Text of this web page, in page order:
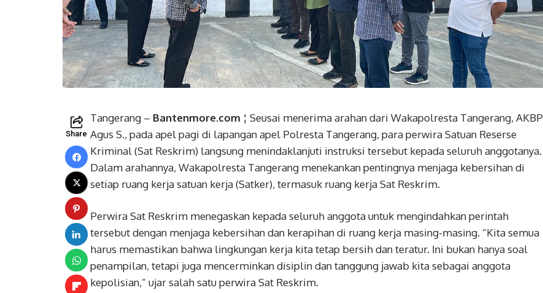
Share
Tangerang – Bantenmore.com ¦ Seusai menerima arahan dari Wakapolresta Tangerang, AKBP
Agus S., pada apel pagi di lapangan apel Polresta Tangerang, para perwira Satuan Reserse
Kriminal (Sat Reskrim) langsung menindaklanjuti instruksi tersebut kepada seluruh anggotanya.
Dalam arahannya, Wakapolresta Tangerang menekankan pentingnya menjaga kebersihan di
setiap ruang kerja satuan kerja (Satker), termasuk ruang kerja Sat Reskrim.
Perwira Sat Reskrim menegaskan kepada seluruh anggota untuk mengindahkan perintah
tersebut dengan menjaga kebersihan dan kerapihan di ruang kerja masing-masing. “Kita semua
harus memastikan bahwa lingkungan kerja kita tetap bersih dan teratur. Ini bukan hanya soal
penampilan, tetapi juga mencerminkan disiplin dan tanggung jawab kita sebagai anggota
kepolisian,” ujar salah satu perwira Sat Reskrim.